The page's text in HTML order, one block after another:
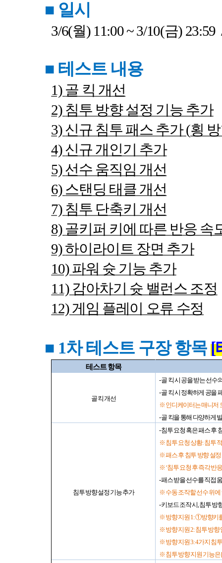
■ 일시
3/6(월) 11:00 ~ 3/10(금) 23:59
■ 테스트 내용
1) 골 킥 개선
2) 침투 방향 설정 기능 추가
3)신규 침투 패스 추가(횡
4)신규 개인기 추가
5)선수 움직임 개선
6) 스탠딩 태클 개선
7) 침투 단축키 개선
8) 골키퍼 키에 따른 반응 속
9)하이라이트 장면 추가
10)파워 슛 기능 추가
11) 감아차기 슛 밸런스 조정
12)게임 플레이 오류 수정
■ 1차 테스트 구장 항목[
테스트 항목
골 킥 개선
-골 킥 시 공을 받는 선수
-골 킥 시 정확하게 공을
※ 인디케이터는 매니저
-골 킥을 통해 다양하게
침투 방향 설정 기능 추가
-침투 요청 혹은 패스 후
※ 침투 요청 상황:침투
※ 패스 후 침투 방향 설
※ ‘침투 요청 후 즉각 반응
-패스 받을 선수를 직접
※ 수동 조작할 선수 위
-키보드 조작 시,침투 방
※ 방향 지원 1:①방향키
※ 방향 지원2:침투 방향
※ 방향 지원3: 4가지 침
※ 침투 방향 지원 기능은[